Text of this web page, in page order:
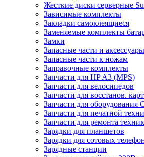
Жесткие диски серверные
Зависимые комплекты
Закладки самоклеящиеся
Заменяемые комплекты
Замки
Запасные части и
Запасные части к ножам
Заправочные комплекты
Запчасти для HP A3 (MPS)
Запчасти для велосипедов
Запчасти для восстанов.
Запчасти для оборудования
Запчасти для печатной
Запчасти для ремонта
Зарядки для планшетов
Зарядки для сотовых
Зарядные станции